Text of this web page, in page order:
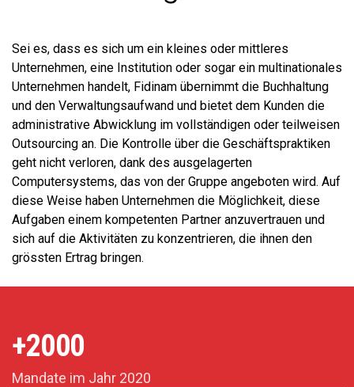
Sei es, dass es sich um ein kleines oder mittleres
Unternehmen, eine Institution oder sogar ein multinationales
Unternehmen handelt, Fidinam übernimmt die Buchhaltung
und den Verwaltungsaufwand und bietet dem Kunden die
administrative Abwicklung im vollständigen oder teilweisen
Outsourcing an. Die Kontrolle über die Geschäftspraktiken
geht nicht verloren, dank des ausgelagerten
Computersystems, das von der Gruppe angeboten wird. Auf
diese Weise haben Unternehmen die Möglichkeit, diese
Aufgaben einem kompetenten Partner anzuvertrauen und
sich auf die Aktivitäten zu konzentrieren, die ihnen den
grössten Ertrag bringen.
+2000
Mandate im Jahr 2020